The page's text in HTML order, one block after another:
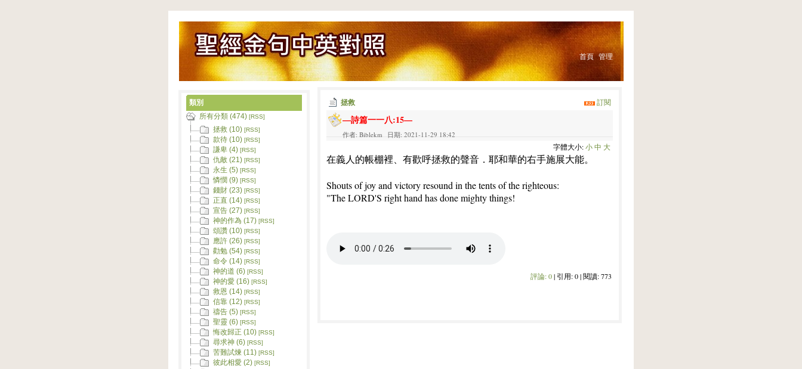
首頁 管理
訂閱
拯救
—詩篇一一八:15—
作者: Biblekm 日期: 2021-11-29 18:42
字體大小:小中 大
在義人的帳棚裡、有歡呼拯救的聲音．耶和華的右手施展大能。
Shouts of joy and victory resound in the tents of the righteous:
"The LORD'S right hand has done mighty things!
評論:0| 引用: 0 | 閱讀: 773
類別
所有分類 (474) [RSS]
拯救 (10) [RSS]
款待 (10) [RSS]
謙卑 (4) [RSS]
仇敵 (21) [RSS]
永生 (5) [RSS]
憐憫 (9) [RSS]
錢財 (23) [RSS]
正直 (14) [RSS]
宣告 (27) [RSS]
神的作為 (17) [RSS]
頌讚 (10) [RSS]
應許 (26) [RSS]
勸勉 (54) [RSS]
命令 (14) [RSS]
神的道 (6) [RSS]
神的愛 (16) [RSS]
救恩 (14) [RSS]
信靠 (12) [RSS]
禱告 (5) [RSS]
聖靈 (6) [RSS]
悔改歸正 (10) [RSS]
尋求神 (6) [RSS]
苦難試煉 (11) [RSS]
彼此相愛 (2) [RSS]